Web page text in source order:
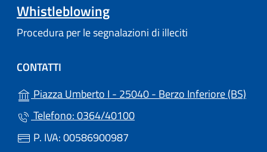
Whistleblowing
Procedura per le segnalazioni di illeciti
CONTATTI
Piazza Umberto I - 25040 - Berzo Inferiore (BS)
Telefono: 0364/40100
P. IVA: 00586900987